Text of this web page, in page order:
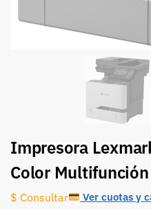
Impresora
Color Multifunción
$ Consultar Ver cuotas y